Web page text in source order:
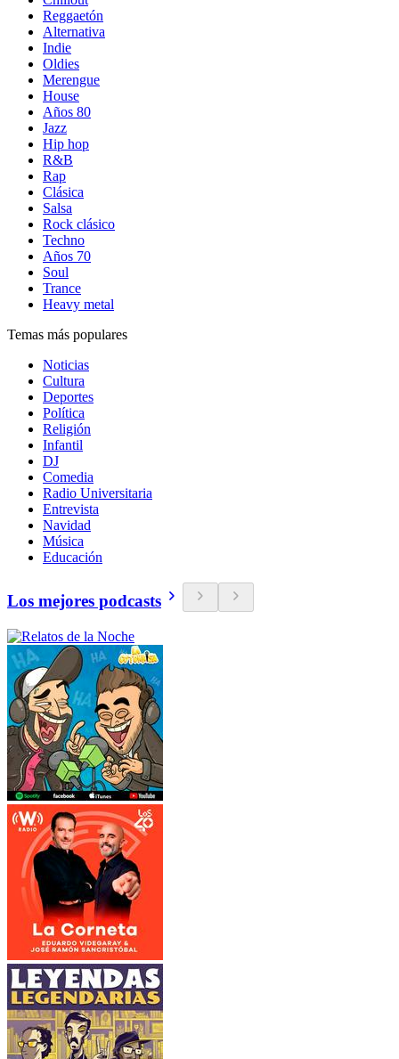
Reggaetón
Alternativa
Indie
Oldies
Merengue
House
Años 80
Jazz
Hip hop
R&B
Rap
Clásica
Salsa
Rock clásico
Techno
Años 70
Soul
Trance
Heavy metal
Temas más populares
Noticias
Cultura
Deportes
Política
Religión
Infantil
DJ
Comedia
Radio Universitaria
Entrevista
Navidad
Música
Educación
Los mejores podcasts